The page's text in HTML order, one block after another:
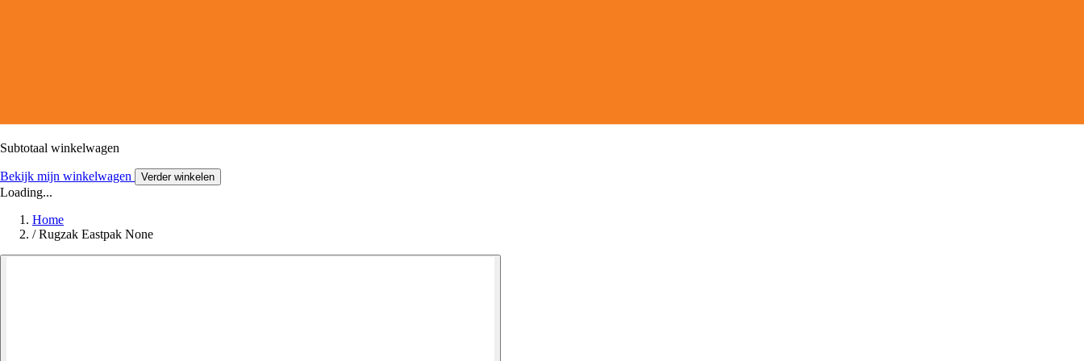
Subtotaal winkelwagen
Bekijk mijn winkelwagen Verder winkelen
Loading...
Home
/ Rugzak Eastpak None